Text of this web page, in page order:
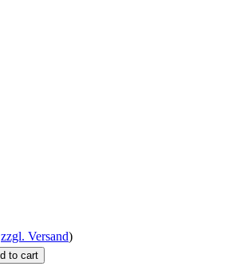
zzgl. Versand)